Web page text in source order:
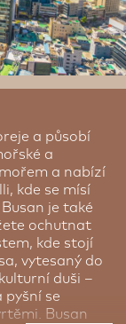
a působí
a
a nabízí
kde se mísí
je také
ochutnat
kde stojí
vytesaný do
duši –
se
Busan